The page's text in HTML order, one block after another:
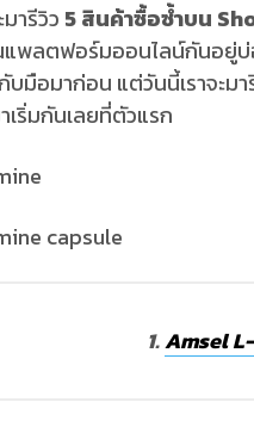
มารีวิว 5 สินค้าซื้อซ้ำบน
แพลตฟอร์มออนไลน์กันอยู่บ่
มือมาก่อน แต่วันนี้เราจะม
เริ่มกันเลยที่ตัวแรก
1.Amsel